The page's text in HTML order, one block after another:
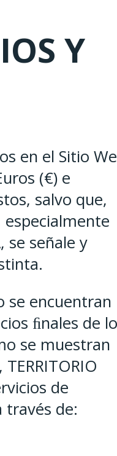
Y
en el Sitio
(€) e
salvo que,
especialmente
se señale y
se encuentran
ﬁnales de
se muestran
de
través de: